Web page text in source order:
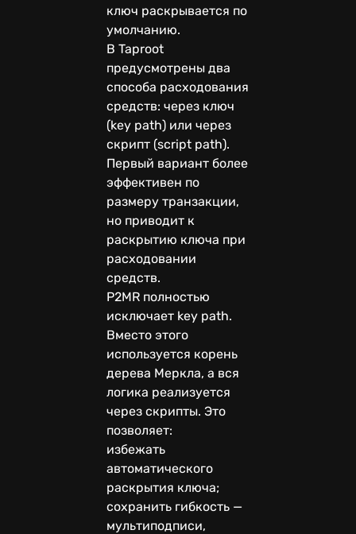
ключ раскрывается по
умолчанию.
В Taproot
предусмотрены два
способа расходования
средств: через ключ
(key path) или через
скрипт (script path).
Первый вариант более
эффективен по
размеру транзакции,
но приводит к
раскрытию ключа при
расходовании
средств.
P2MR полностью
исключает key path.
Вместо этого
используется корень
дерева Меркла, а вся
логика реализуется
через скрипты. Это
позволяет:
избежать
автоматического
раскрытия ключа;
сохранить гибкость —
мультиподписи,